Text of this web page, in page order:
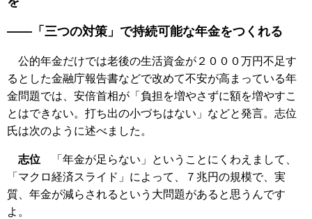
――「三つの対策」で持続可能な年金をつくれる
公的年金だけでは老後の生活資金が２０００万円不足す
るとした金融庁報告書などで改めて不安が高まっている年
金問題では、安倍首相が「負担を増やさずに額を増やすこ
とはできない。打ち出の小づちはない」などと発言。志位
氏は次のように述べました。
志位 「年金が足らない」ということにくわえまして、
「マクロ経済スライド」によって、７兆円の規模で、実
質、年金が減らされるという大問題があると思うんです
よ。